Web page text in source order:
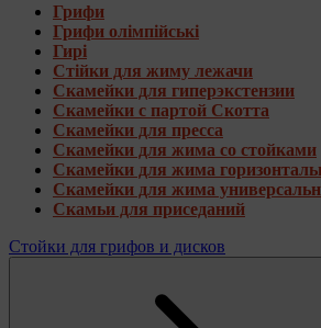
Грифи
Грифи олімпійські
Гирі
Стійки для жиму лежачи
Скамейки для гиперэкстензии
Скамейки с партой Скотта
Скамейки для пресса
Скамейки для жима со стойками
Скамейки для жима
Скамейки для жима
Скамьи для приседаний
Стойки для грифов и дисков